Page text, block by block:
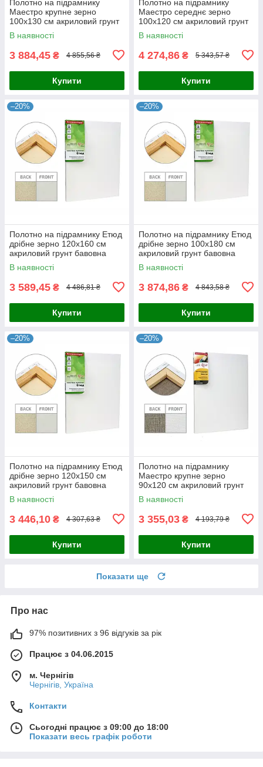
Полотно на підрамнику
Маестро крупне зерно
100x130 см акриловий грунт
льон 4820149858128
В наявності
3 884,45 ₴ 4 855,56 ₴
Купити
Полотно на підрамнику
Маестро середнє зерно
100x120 см акриловий грунт
льон 4820149860589
В наявності
4 274,86 ₴ 5 343,57 ₴
Купити
–20%
Полотно на підрамнику Етюд
дрібне зерно 120x160 см
акриловий грунт бавовна
4820149870359
В наявності
3 589,45 ₴ 4 486,81 ₴
Купити
–20%
Полотно на підрамнику Етюд
дрібне зерно 100x180 см
акриловий грунт бавовна
4820149870281
В наявності
3 874,86 ₴ 4 843,58 ₴
Купити
–20%
Полотно на підрамнику Етюд
дрібне зерно 120x150 см
акриловий грунт бавовна
4820149870342
В наявності
3 446,10 ₴ 4 307,63 ₴
Купити
–20%
Полотно на підрамнику
Маестро крупне зерно
90x120 см акриловий грунт
льон 4820149858029
В наявності
3 355,03 ₴ 4 193,79 ₴
Купити
Показати ще
Про нас
97% позитивних з 96 відгуків за рік
Працює з 04.06.2015
м. Чернігів
Чернігів, Україна
Контакти
Сьогодні працює з 09:00 до 18:00
Показати весь графік роботи